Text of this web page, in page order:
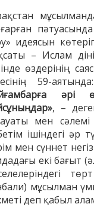
идеясын
– Ислам
өздерінің
59-
әрі
, –
мен сәлемі
ішіндегі әр
мен сүннет
екі бағыт
мұсылман
деп қабыл